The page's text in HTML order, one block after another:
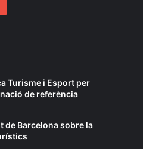
Turisme i Esport per
de referència
de Barcelona sobre la